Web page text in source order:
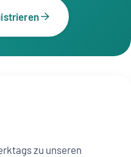
zu unseren